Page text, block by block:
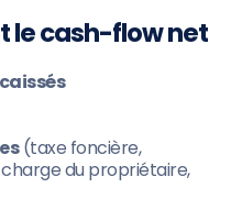
le cash-flow net
(taxe foncière,
du propriétaire,